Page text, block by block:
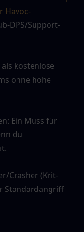
Havoc-
DPS/Support-
kostenlose
ohne hohe
Ein Muss für
du
Crasher (Krit-
Standardangriff-